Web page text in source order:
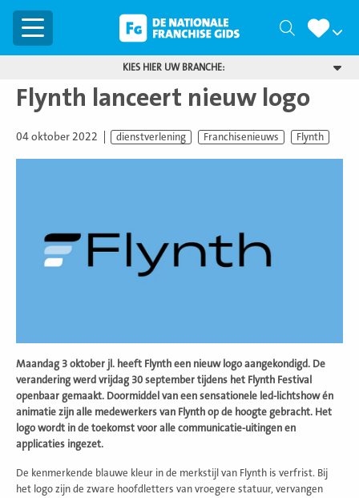
Menu Zoeken
KIES HIER UW BRANCHE:
Flynth lanceert nieuw logo
04 oktober 2022 dienstverlening Franchisenieuws Flynth
Maandag 3 oktober jl. heeft Flynth een nieuw logo aangekondigd. De
verandering werd vrijdag 30 september tijdens het Flynth Festival
openbaar gemaakt. Doormiddel van een sensationele led-lichtshow én
animatie zijn alle medewerkers van Flynth op de hoogte gebracht. Het
logo wordt in de toekomst voor alle communicatie-uitingen en
applicaties ingezet.
De kenmerkende blauwe kleur in de merkstijl van Flynth is verfrist. Bij
het logo zijn de zware hoofdletters van vroegere statuur, vervangen